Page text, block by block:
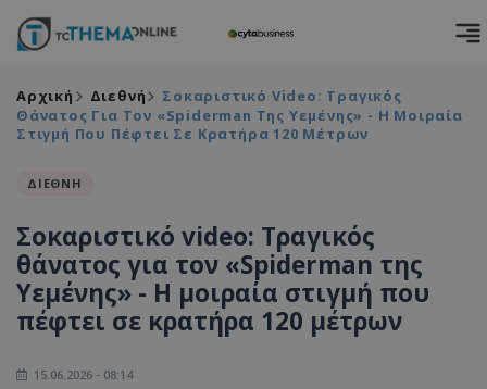
Αρχική Διεθνή
Σοκαριστικό Video: Τραγικός
Θάνατος Για Τον «Spiderman Της Υεμένης» - Η Μοιραία
Στιγμή Που Πέφτει Σε Κρατήρα 120 Μέτρων
ΔΙΕΘΝΗ
Σοκαριστικό video: Τραγικός
θάνατος για τον «Spiderman της
Υεμένης» - Η μοιραία στιγμή που
πέφτει σε κρατήρα 120 μέτρων
15.06.2026 - 08:14